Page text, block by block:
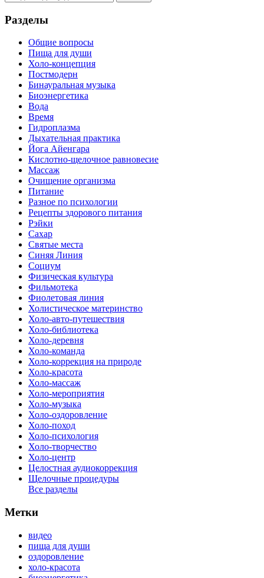
Разделы
Общие вопросы
Пища для души
Холо-концепция
Постмодерн
Бинауральная музыка
Биоэнергетика
Вода
Время
Гидроплазма
Дыхательная практика
Йога Айенгара
Кислотно-щелочное равновесие
Массаж
Очищение организма
Питание
Разное по психологии
Рецепты здорового питания
Рэйки
Сахар
Святые места
Синяя Линия
Социум
Физическая культура
Фильмотека
Фиолетовая линия
Холистическое материнство
Холо-авто-путешествия
Холо-библиотека
Холо-деревня
Холо-команда
Холо-коррекция на природе
Холо-красота
Холо-массаж
Холо-мероприятия
Холо-музыка
Холо-оздоровление
Холо-поход
Холо-психология
Холо-творчество
Холо-центр
Целостная аудиокоррекция
Щелочные процедуры
Все разделы
Метки
видео
пища для души
оздоровление
холо-красота